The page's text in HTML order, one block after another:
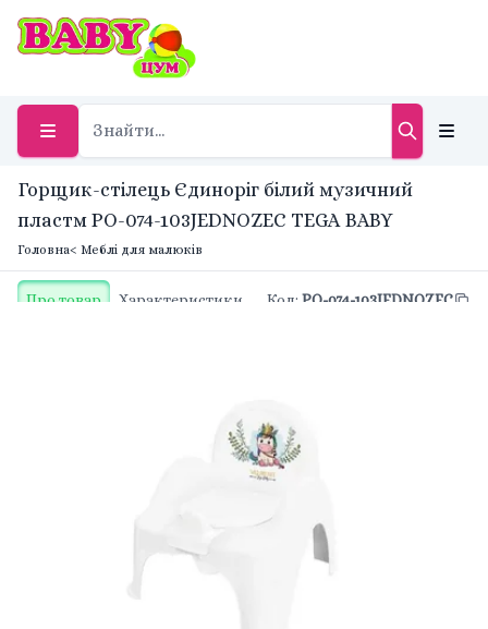
Горщик-стілець Єдиноріг білий музичний
пластм PO-074-103JEDNOZEC TEGA BABY
Головна< Меблі для малюків
Про товар Характеристики Код: PO-074-103JEDNOZEC